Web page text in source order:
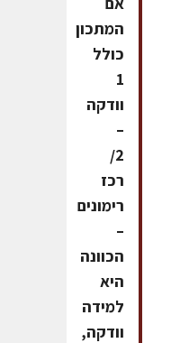
המתכון
כולל
1
וודקה
–
2/
רכז
רימונים
–
הכוונה
היא
למידה
וודקה,